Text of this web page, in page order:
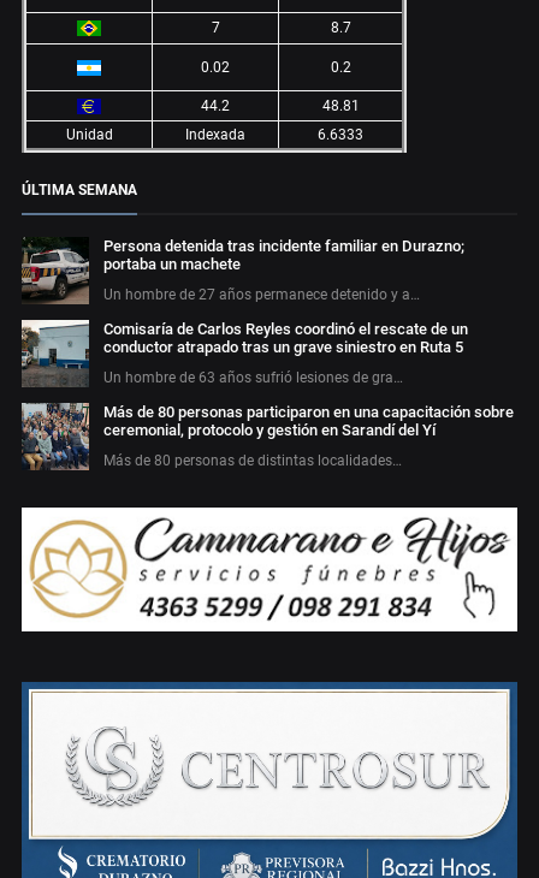
7 8.7
0.02 0.2
44.2
48.81
Unidad
Indexada 6.6333
ÚLTIMA SEMANA
Persona detenida tras incidente familiar en Durazno;
portaba un machete
Un hombre de 27 años permanece detenido y a…
Comisaría de Carlos Reyles coordinó el rescate de un
conductor atrapado tras un grave siniestro en Ruta 5
Un hombre de 63 años sufrió lesiones de gra…
Más de 80 personas participaron en una capacitación sobre
ceremonial, protocolo y gestión en Sarandí del Yí
Más de 80 personas de distintas localidades…